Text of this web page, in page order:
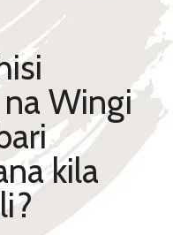
Wingi
kila